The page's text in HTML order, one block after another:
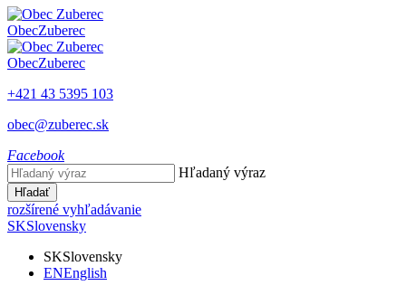
ObecZuberec
ObecZuberec
+421 43 5395 103
obec@zuberec.sk
Facebook
Hľadaný výraz
Hľadať
rozšírené vyhľadávanie
SKSlovensky
SKSlovensky
ENEnglish